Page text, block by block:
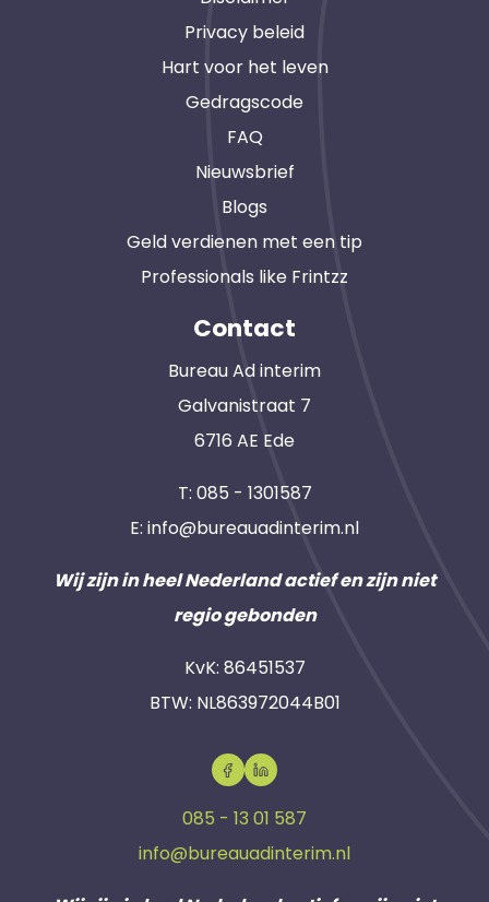
Privacy beleid
Hart voor het leven
Gedragscode
FAQ
Nieuwsbrief
Blogs
Geld verdienen met een tip
Professionals like Frintzz
Contact
Bureau Ad interim
Galvanistraat 7
6716 AE Ede
T: 085 - 1301587
E: info@bureauadinterim.nl
Wij zijn in heel Nederland actief en zijn niet
regio gebonden
KvK: 86451537
BTW: NL863972044B01
085 - 13 01 587
info@bureauadinterim.nl